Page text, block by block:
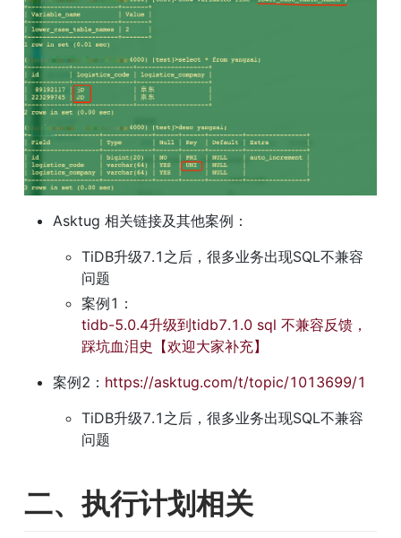
Asktug 相关链接及其他案例：
TiDB升级7.1之后，很多业务出现SQL不兼容
问题
案例1：
tidb-5.0.4升级到tidb7.1.0 sql 不兼容反馈，
踩坑血泪史【欢迎大家补充】
案例2： https://asktug.com/t/topic/1013699/1
TiDB升级7.1之后，很多业务出现SQL不兼容
问题
二、执行计划相关